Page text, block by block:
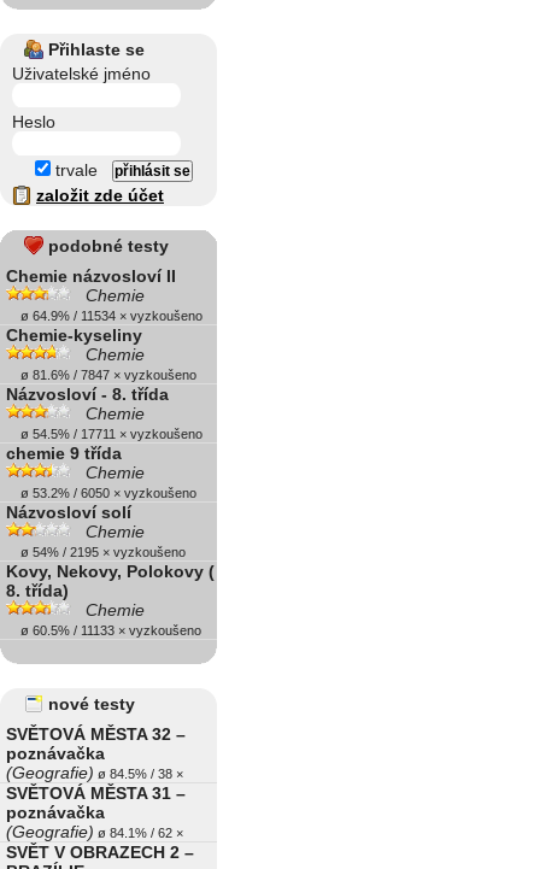
Přihlaste se
Uživatelské jméno
Heslo
trvale
založit zde účet
podobné testy
Chemie názvosloví II
Chemie
ø 64.9% / 11534 × vyzkoušeno
Chemie-kyseliny
Chemie
ø 81.6% / 7847 × vyzkoušeno
Názvosloví - 8. třída
Chemie
ø 54.5% / 17711 × vyzkoušeno
chemie 9 třída
Chemie
ø 53.2% / 6050 × vyzkoušeno
Názvosloví solí
Chemie
ø 54% / 2195 × vyzkoušeno
Kovy, Nekovy, Polokovy (
8. třída)
Chemie
ø 60.5% / 11133 × vyzkoušeno
nové testy
SVĚTOVÁ MĚSTA 32 –
poznávačka
(Geografie) ø 84.5% / 38 ×
SVĚTOVÁ MĚSTA 31 –
poznávačka
(Geografie) ø 84.1% / 62 ×
SVĚT V OBRAZECH 2 –